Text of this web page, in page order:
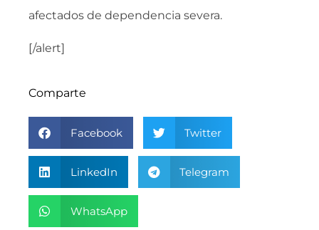
afectados de dependencia severa.
[/alert]
Comparte
Facebook Twitter
LinkedIn Telegram
WhatsApp